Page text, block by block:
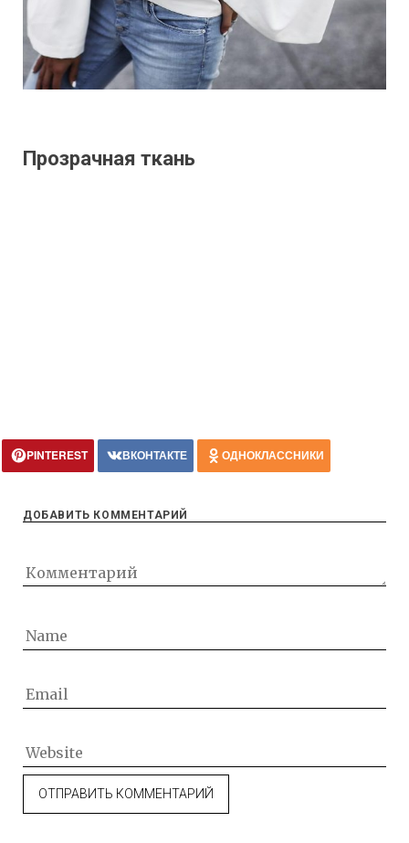
Прозрачная ткань
PINTEREST ВКОНТАКТЕ ОДНОКЛАССНИКИ
ДОБАВИТЬ КОММЕНТАРИЙ